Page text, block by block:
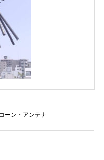
ーン・アンテナ